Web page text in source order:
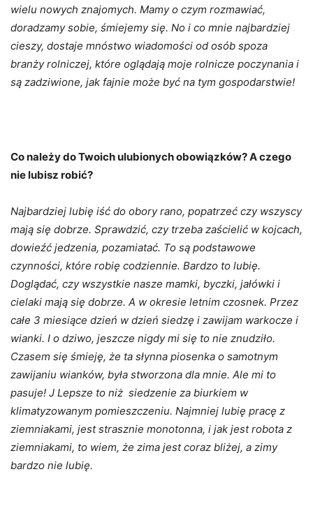
wielu nowych znajomych. Mamy o czym rozmawiać,
doradzamy sobie, śmiejemy się. No i co mnie najbardziej
cieszy, dostaje mnóstwo wiadomości od osób spoza
branży rolniczej, które oglądają moje rolnicze poczynania i
są zadziwione, jak fajnie może być na tym gospodarstwie!
Co należy do Twoich ulubionych obowiązków? A czego
nie lubisz robić?
Najbardziej lubię iść do obory rano, popatrzeć czy wszyscy
mają się dobrze. Sprawdzić, czy trzeba zaścielić w kojcach,
dowieźć jedzenia, pozamiatać. To są podstawowe
czynności, które robię codziennie. Bardzo to lubię.
Doglądać, czy wszystkie nasze mamki, byczki, jałówki i
cielaki mają się dobrze. A w okresie letnim czosnek. Przez
całe 3 miesiące dzień w dzień siedzę i zawijam warkocze i
wianki. I o dziwo, jeszcze nigdy mi się to nie znudziło.
Czasem się śmieję, że ta słynna piosenka o samotnym
zawijaniu wianków, była stworzona dla mnie. Ale mi to
pasuje! J Lepsze to niż siedzenie za biurkiem w
klimatyzowanym pomieszczeniu. Najmniej lubię pracę z
ziemniakami, jest strasznie monotonna, i jak jest robota z
ziemniakami, to wiem, że zima jest coraz bliżej, a zimy
bardzo nie lubię.